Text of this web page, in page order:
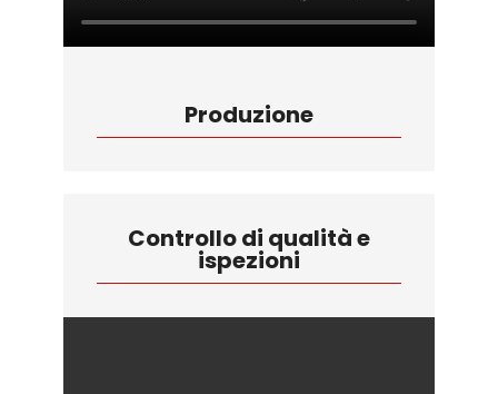
Produzione
Controllo di qualità e
ispezioni